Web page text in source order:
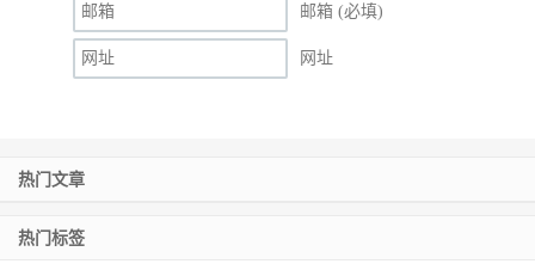
邮箱 (必填)
网址
热门文章
热门标签